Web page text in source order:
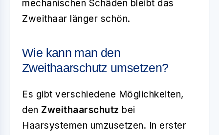
mechanischen Schäden bleibt das
Zweithaar länger schön.
Wie kann man den
Zweithaarschutz umsetzen?
Es gibt verschiedene Möglichkeiten,
den Zweithaarschutz bei
Haarsystemen umzusetzen. In erster